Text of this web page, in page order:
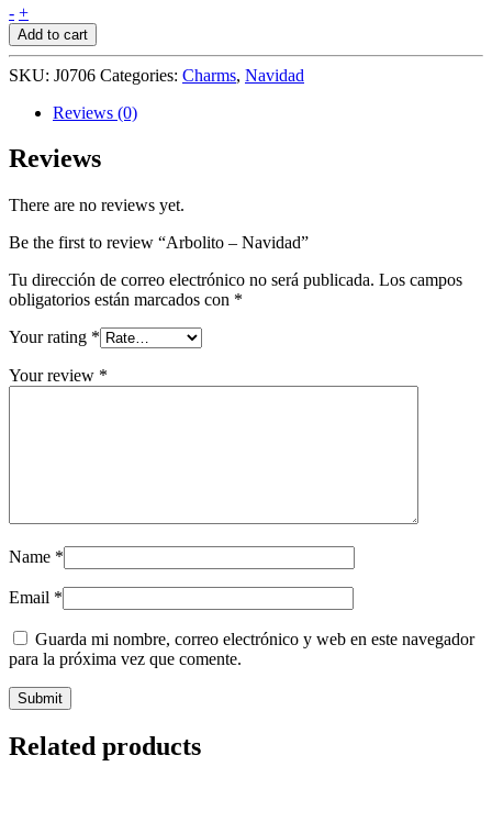
- Arbolito
-
Navidad
quantity
+
Add to cart
SKU: J0706 Categories: Charms, Navidad
Reviews (0)
Reviews
There are no reviews yet.
Be the first to review “Arbolito – Navidad”
Tu dirección de correo electrónico no será publicada. Los campos
obligatorios están marcados con *
Your rating *
Your review *
Name *
Email *
Guarda mi nombre, correo electrónico y web en este navegador
para la próxima vez que comente.
Related products